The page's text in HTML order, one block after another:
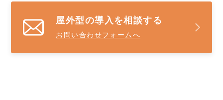
屋外型の導入を相談する
お問い合わせフォームへ